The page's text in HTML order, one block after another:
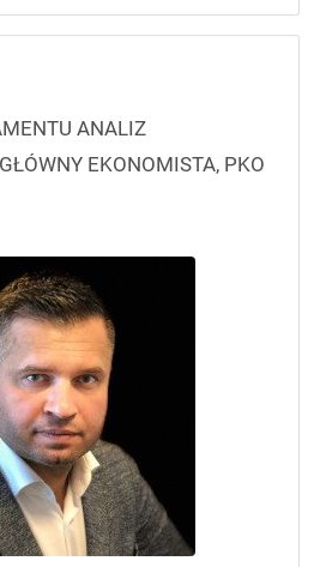
ANALIZ
EKONOMISTA, PKO